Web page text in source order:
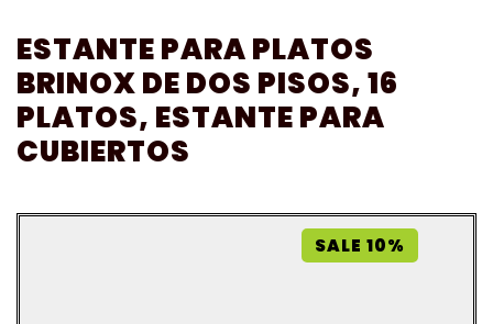
ESTANTE PARA PLATOS
BRINOX DE DOS PISOS, 16
PLATOS, ESTANTE PARA
CUBIERTOS
SALE 10%